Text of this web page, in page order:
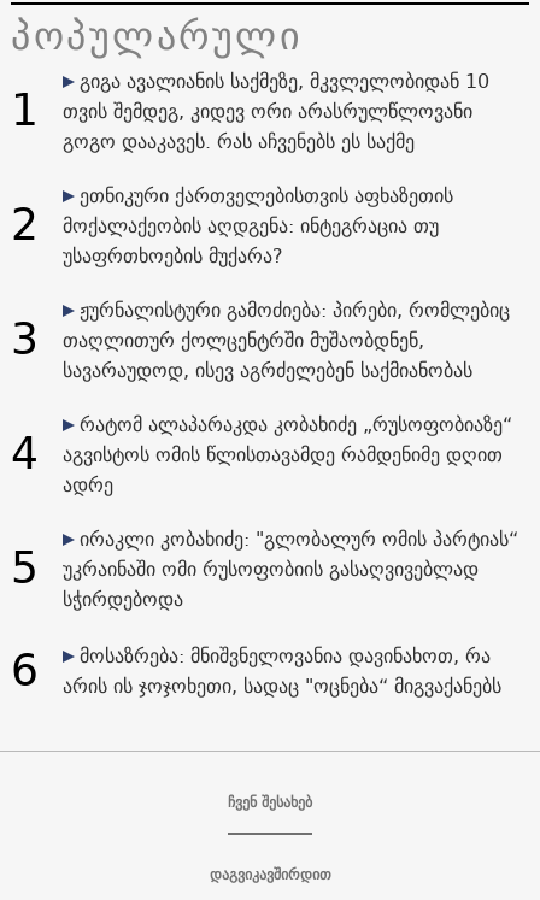
პოპულარული
1
გიგა ავალიანის საქმეზე, მკვლელობიდან 10
თვის შემდეგ, კიდევ ორი არასრულწლოვანი
გოგო დააკავეს. რას აჩვენებს ეს საქმე
2
ეთნიკური ქართველებისთვის აფხაზეთის
მოქალაქეობის აღდგენა: ინტეგრაცია თუ
უსაფრთხოების მუქარა?
3
ჟურნალისტური გამოძიება: პირები, რომლებიც
თაღლითურ ქოლცენტრში მუშაობდნენ,
სავარაუდოდ, ისევ აგრძელებენ საქმიანობას
4
რატომ ალაპარაკდა კობახიძე „რუსოფობიაზე“
აგვისტოს ომის წლისთავამდე რამდენიმე დღით
ადრე
5
ირაკლი კობახიძე: "გლობალურ ომის პარტიას“
უკრაინაში ომი რუსოფობიის გასაღვივებლად
სჭირდებოდა
6
მოსაზრება: მნიშვნელოვანია დავინახოთ, რა
არის ის ჯოჯოხეთი, სადაც "ოცნება“ მიგვაქანებს
ჩვენ შესახებ
დაგვიკავშირდით